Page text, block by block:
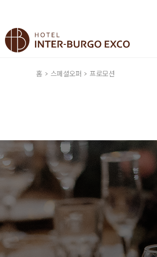
홈 스페셜오퍼 프로모션